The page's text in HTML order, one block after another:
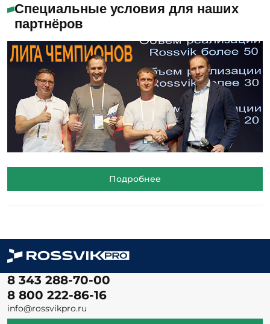
Специальные условия для наших
партнёров
Подробнее
8 343 288-70-00
8 800 222-86-16
info@rossvikpro.ru